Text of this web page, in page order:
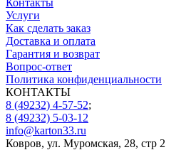
Услуги
Как сделать заказ
Доставка и оплата
Гарантия и возврат
Вопрос-ответ
Политика конфиденциальности
КОНТАКТЫ
8 (49232) 4-57-52;
8 (49232) 5-03-12
info@karton33.ru
Ковров, ул. Муромская, 28, стр 2